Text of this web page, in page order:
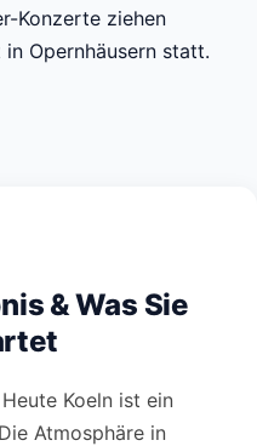
Konzerte ziehen
Opernhäusern statt.
& Was Sie
Koeln ist ein
Atmosphäre in